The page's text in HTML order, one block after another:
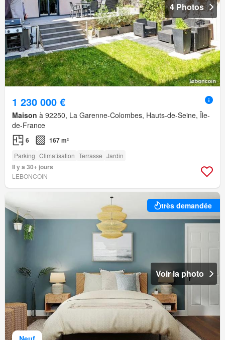
4 Photos
1 230 000 €
Maison à 92250, La Garenne-Colombes, Hauts-de-Seine, Île-
de-France
6 167 m²
Parking Climatisation Terrasse Jardin
Il y a 30+ jours
LEBONCOIN
très demandée
Voir la photo